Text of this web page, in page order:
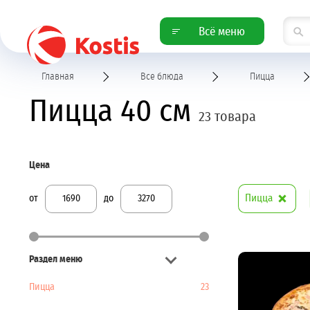
Всё меню
Главная Все блюда Пицца
Пицца 40 см 23 товара
Цена
от до
Раздел меню
Пицца 23
Пицца